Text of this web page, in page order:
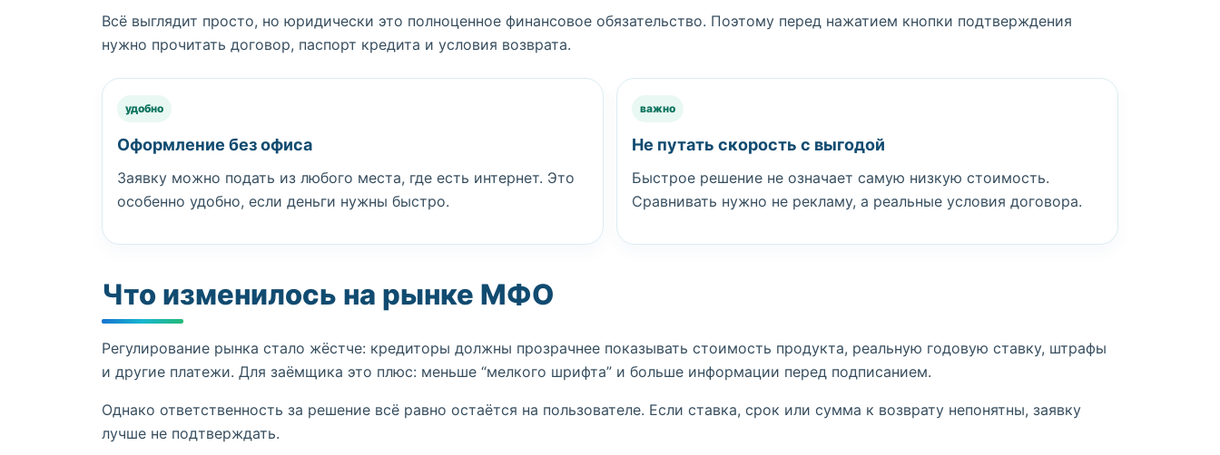
Всё выглядит просто, но юридически это полноценное финансовое обязательство. Поэтому перед нажатием кнопки подтверждения
нужно прочитать договор, паспорт кредита и условия возврата.
удобно
Оформление без офиса
Заявку можно подать из любого места, где есть интернет. Это
особенно удобно, если деньги нужны быстро.
важно
Не путать скорость с выгодой
Быстрое решение не означает самую низкую стоимость.
Сравнивать нужно не рекламу, а реальные условия договора.
Что изменилось на рынке МФО
Регулирование рынка стало жёстче: кредиторы должны прозрачнее показывать стоимость продукта, реальную годовую ставку, штрафы
и другие платежи. Для заёмщика это плюс: меньше “мелкого шрифта” и больше информации перед подписанием.
Однако ответственность за решение всё равно остаётся на пользователе. Если ставка, срок или сумма к возврату непонятны, заявку
лучше не подтверждать.